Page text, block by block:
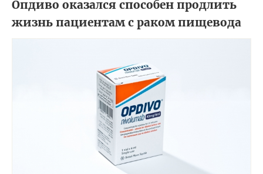
Опдиво оказался способен продлить
жизнь пациентам с раком пищевода